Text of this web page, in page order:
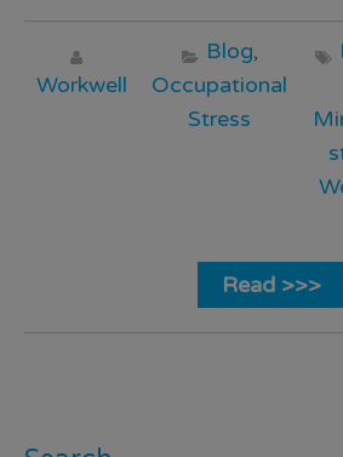
Workwell
Blog,
Occupational
Stress
Read >>>